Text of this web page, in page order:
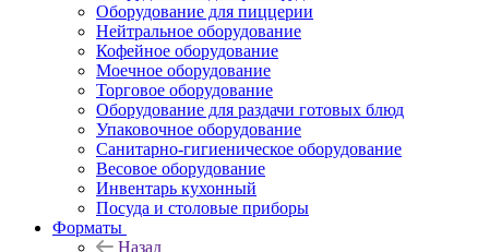
Оборудование для пиццерии
Нейтральное оборудование
Кофейное оборудование
Моечное оборудование
Торговое оборудование
Оборудование для раздачи готовых блюд
Упаковочное оборудование
Санитарно-гигиеническое оборудование
Весовое оборудование
Инвентарь кухонный
Посуда и столовые приборы
Форматы
Назад